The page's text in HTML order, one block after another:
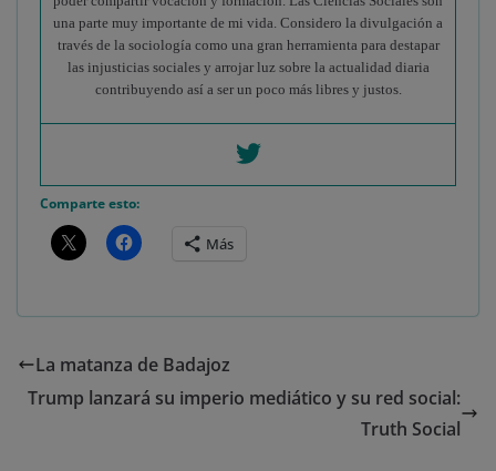
una parte muy importante de mi vida. Considero la divulgación a
través de la sociología como una gran herramienta para destapar
las injusticias sociales y arrojar luz sobre la actualidad diaria
contribuyendo así a ser un poco más libres y justos.
Comparte esto:
Más
La matanza de Badajoz
Trump lanzará su imperio mediático y su red social:
Truth Social